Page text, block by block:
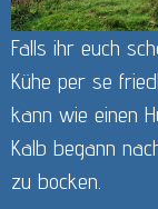
Falls ihr euch
Kühe per se
kann wie einen
Kalb begann
zu bocken.